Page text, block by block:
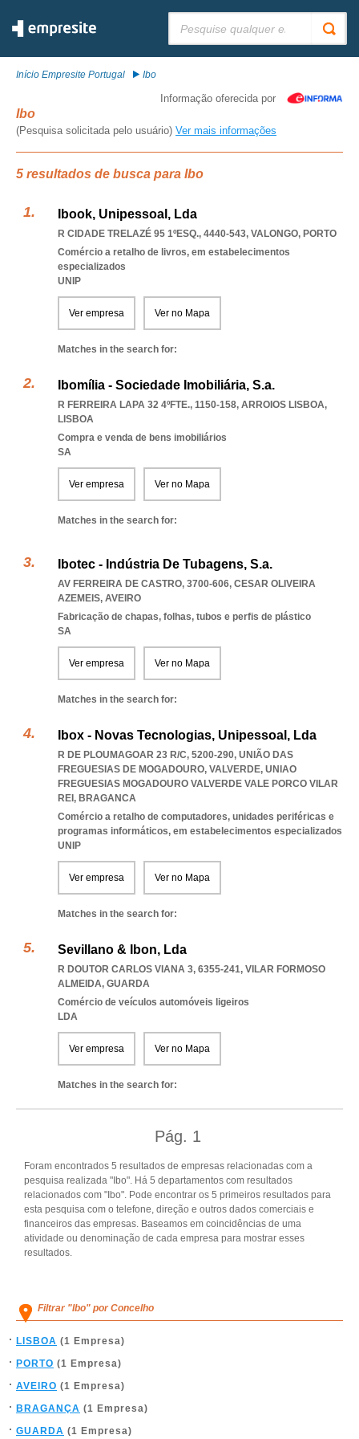
Início Empresite Portugal Ibo
Informação oferecida por
Ibo
(Pesquisa solicitada pelo usuário) Ver mais informações
5 resultados de busca para Ibo
Ibook, Unipessoal, Lda
R CIDADE TRELAZÉ 95 1ºESQ., 4440-543, VALONGO, PORTO
Comércio a retalho de livros, em estabelecimentos
especializados
UNIP
Ver empresa Ver no Mapa
Matches in the search for:
Ibomília - Sociedade Imobiliária, S.a.
R FERREIRA LAPA 32 4ºFTE., 1150-158, ARROIOS LISBOA,
LISBOA
Compra e venda de bens imobiliários
SA
Ver empresa Ver no Mapa
Matches in the search for:
Ibotec - Indústria De Tubagens, S.a.
AV FERREIRA DE CASTRO, 3700-606, CESAR OLIVEIRA
AZEMEIS, AVEIRO
Fabricação de chapas, folhas, tubos e perfis de plástico
SA
Ver empresa Ver no Mapa
Matches in the search for:
Ibox - Novas Tecnologias, Unipessoal, Lda
R DE PLOUMAGOAR 23 R/C, 5200-290, UNIÃO DAS
FREGUESIAS DE MOGADOURO, VALVERDE, UNIAO
FREGUESIAS MOGADOURO VALVERDE VALE PORCO VILAR
REI , BRAGANCA
Comércio a retalho de computadores, unidades periféricas e
programas informáticos, em estabelecimentos especializados
UNIP
Ver empresa Ver no Mapa
Matches in the search for:
Sevillano & Ibon, Lda
R DOUTOR CARLOS VIANA 3, 6355-241, VILAR FORMOSO
ALMEIDA, GUARDA
Comércio de veículos automóveis ligeiros
LDA
Ver empresa Ver no Mapa
Matches in the search for:
Pág. 1
Foram encontrados 5 resultados de empresas relacionadas com a
pesquisa realizada "Ibo". Há 5 departamentos com resultados
relacionados com "Ibo". Pode encontrar os 5 primeiros resultados para
esta pesquisa com o telefone, direção e outros dados comerciais e
financeiros das empresas. Baseamos em coincidências de uma
atividade ou denominação de cada empresa para mostrar esses
resultados.
Filtrar "Ibo" por Concelho
LISBOA (1 Empresa)
PORTO (1 Empresa)
AVEIRO (1 Empresa)
BRAGANÇA (1 Empresa)
GUARDA (1 Empresa)